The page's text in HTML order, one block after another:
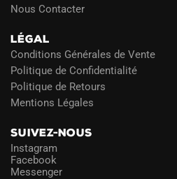
Nous Contacter
LÉGAL
Conditions Générales de Vente
Politique de Confidentialité
Politique de Retours
Mentions Légales
SUIVEZ-NOUS
Instagram
Facebook
Messenger